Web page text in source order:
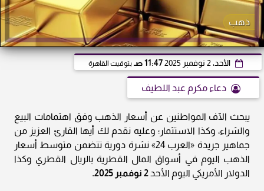
ذهب
الأحد، 2 نوفمبر 2025 11:47 صـ بتوقيت القاهرة
دعاء مكرم عبد اللطيف
يبحث الآف المواطنين عن أسعار الذهب وفق اهتمامات البيع
والشراء، وكذا الاستثمار؛ وعليه نقدم لك أيها القارئ العزيز من
جماهير جريدة «العرب 24» نشرة دورية تتضمن متوسط أسعار
الذهب اليوم في أسواق المال القطرية بالريال القطري وكذا
الدولار الأمريكي اليوم الأحد 2 نوفمبر 2025.